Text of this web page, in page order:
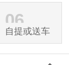
06
自提或送车